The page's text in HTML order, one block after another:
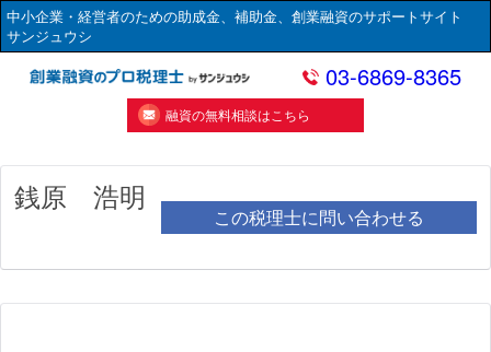
中小企業・経営者のための助成金、補助金、創業融資のサポートサイト
サンジュウシ
03-6869-8365
融資の無料相談はこちら
銭原 浩明
この税理士に問い合わせる